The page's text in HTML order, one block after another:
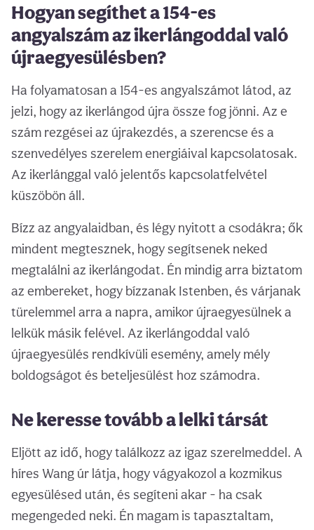
Hogyan segíthet a 154-es
angyalszám az ikerlángoddal való
újraegyesülésben?
Ha folyamatosan a 154-es angyalszámot látod, az
jelzi, hogy az ikerlángod újra össze fog jönni. Az e
szám rezgései az újrakezdés, a szerencse és a
szenvedélyes szerelem energiáival kapcsolatosak.
Az ikerlánggal való jelentős kapcsolatfelvétel
küszöbön áll.
Bízz az angyalaidban, és légy nyitott a csodákra; ők
mindent megtesznek, hogy segítsenek neked
megtalálni az ikerlángodat. Én mindig arra biztatom
az embereket, hogy bízzanak Istenben, és várjanak
türelemmel arra a napra, amikor újraegyesülnek a
lelkük másik felével. Az ikerlángoddal való
újraegyesülés rendkívüli esemény, amely mély
boldogságot és beteljesülést hoz számodra.
Ne keresse tovább a lelki társát
Eljött az idő, hogy találkozz az igaz szerelmeddel. A
híres Wang úr látja, hogy vágyakozol a kozmikus
egyesülésed után, és segíteni akar - ha csak
megengeded neki. Én magam is tapasztaltam,